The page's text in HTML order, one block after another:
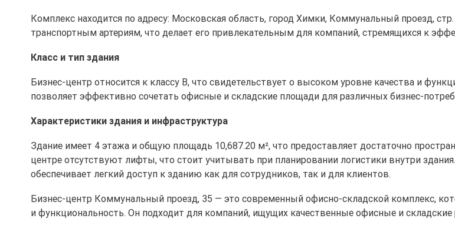
Комплекс находится по адресу: Московская область, город Химки, Коммунальный проезд,
транспортным артериям, что делает его привлекательным для компаний, стремящихся к
Класс и тип здания
Бизнес-центр относится к классу B, что свидетельствует о высоком уровне качества и
позволяет эффективно сочетать офисные и складские площади для различных бизнес-
Характеристики здания и инфраструктура
Здание имеет 4 этажа и общую площадь 10,687.20 м², что предоставляет достаточно
центре отсутствуют лифты, что стоит учитывать при планировании логистики внутри
обеспечивает легкий доступ к зданию как для сотрудников, так и для клиентов.
Бизнес-центр Коммунальный проезд, 35 — это современный офисно-складской комплекс,
и функциональность. Он подходит для компаний, ищущих качественные офисные и